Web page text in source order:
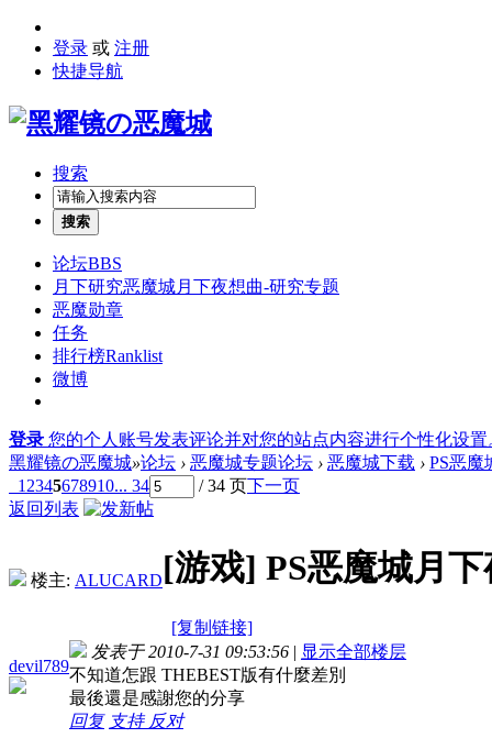
登录 或 注册
快捷导航
搜索
搜索
论坛BBS
月下研究恶魔城月下夜想曲-研究专题
恶魔勋章
任务
排行榜Ranklist
微博
登录 您的个人账号发表评论并对您的站点内容进行个性化设置
黑耀镜の恶魔城»论坛 › 恶魔城专题论坛 › 恶魔城下载 › PS恶魔
1 2345678910... 34 / 34 页下一页
返回列表
楼主: ALUCARD[游戏] PS恶魔城月
[复制链接]
devil789
发表于 2010-7-31 09:53:56 | 显示全部楼层
不知道怎跟 THEBEST版有什麼差別
最後還是感謝您的分享
回复 支持 反对